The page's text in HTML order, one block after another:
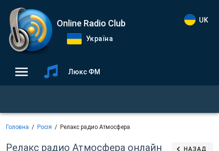
Online Radio Club
Україна
UK
Люкс ФМ
Головна Росія Релакс радио Атмосфера
Релакс радио Атмосфера онлайн НАЗАД